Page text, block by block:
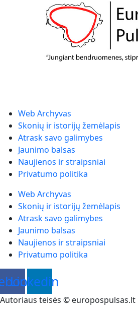
Web Archyvas
Skonių ir istorijų žemėlapis
Atrask savo galimybes
Jaunimo balsas
Naujienos ir straipsniai
Privatumo politika
Web Archyvas
Skonių ir istorijų žemėlapis
Atrask savo galimybes
Jaunimo balsas
Naujienos ir straipsniai
Privatumo politika
Linkedin
Autoriaus teisės © europospulsas.lt